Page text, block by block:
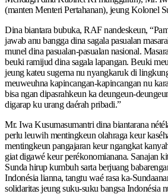
(manten Menteri Pertahanan), jeung Kolonel
Dina biantara bubuka, RAF nandeskeun,
jawab anu bangga dina sagala pasualan
munel dina pasualan-pasualan nasional.
beuki ramijud dina sagala lapangan. Beuki
jeung kateu sugema nu nyangkaruk di
meuweuhna kapincangan-kapincangan nu
bisa ngan dipasrahkeun ka deungeun-
digarap ku urang daérah pribadi.”
Mr. Iwa Kusumasumantri dina biantarana
perlu leuwih mentingkeun olahraga keur
mentingkeun pangajaran keur ngangkat
giat digawé keur perékonomianana. Sanajan
Sunda hirup kumbuh sarta berjuang
Indonésia lianna, tangtu waé rasa ka-
solidaritas jeung suku-suku bangsa Indonésia